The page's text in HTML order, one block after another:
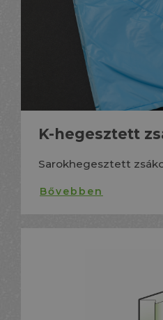
K-hegesztett
Sarokhegesztett
Bővebben